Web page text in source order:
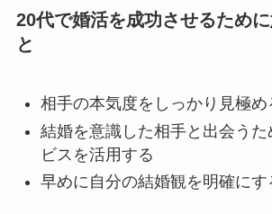
20代で婚活を成功させるため
と
相手の本気度をしっかり見極め
結婚を意識した相手と出会う
ビスを活用する
早めに自分の結婚観を明確にす